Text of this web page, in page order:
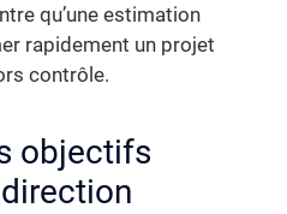
qu’une estimation
rapidement un projet
contrôle.
objectifs